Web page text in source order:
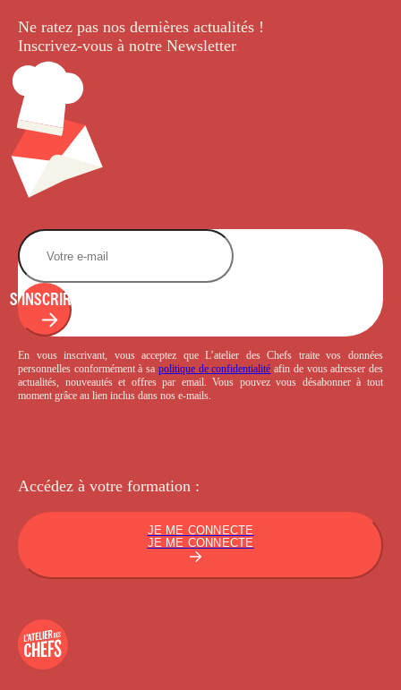
Ne ratez pas nos dernières actualités !
Inscrivez-vous à notre Newsletter.
S'INSCRIRE
En vous inscrivant, vous acceptez que L’atelier des Chefs traite vos données
personnelles conformément à sa politique de confidentialité afin de vous adresser des
actualités, nouveautés et offres par email. Vous pouvez vous désabonner à tout
moment grâce au lien inclus dans nos e-mails.
Accédez à votre formation :
JE ME CONNECTE
JE ME CONNECTE